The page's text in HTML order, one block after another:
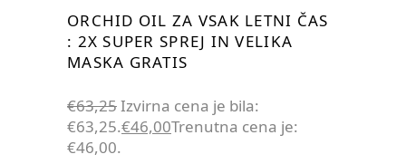
ORCHID OIL ZA VSAK LETNI ČAS
: 2X SUPER SPREJ IN VELIKA
MASKA GRATIS
€63,25Izvirna cena je bila:
€63,25.€46,00Trenutna cena je:
€46,00.